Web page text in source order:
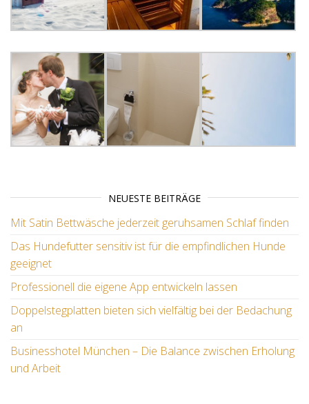
NEUESTE BEITRÄGE
Mit Satin Bettwäsche jederzeit geruhsamen Schlaf finden
Das Hundefutter sensitiv ist für die empfindlichen Hunde
geeignet
Professionell die eigene App entwickeln lassen
Doppelstegplatten bieten sich vielfältig bei der Bedachung
an
Businesshotel München – Die Balance zwischen Erholung
und Arbeit